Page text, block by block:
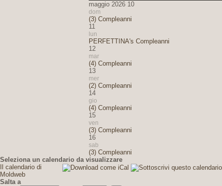
maggio 2026 10
dom
(3) Compleanni
11
lun
PERFETTINA's Compleanni
12
mar
(4) Compleanni
13
mer
(2) Compleanni
14
gio
(4) Compleanni
15
ven
(3) Compleanni
16
sab
(3) Compleanni
Seleziona un calendario da visualizzare
Il calendario di
Moldweb
Salta a